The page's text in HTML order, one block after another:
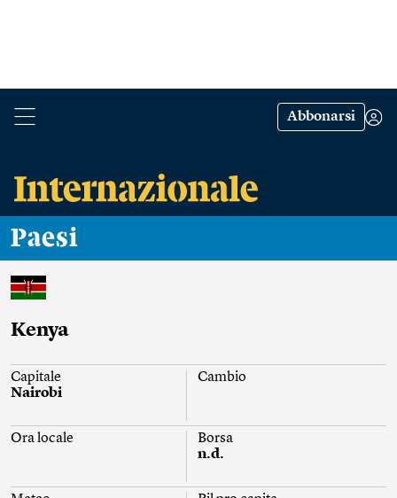
Abbonarsi
Paesi
Kenya
Capitale
Nairobi
Cambio
Ora locale
Borsa
n.d.